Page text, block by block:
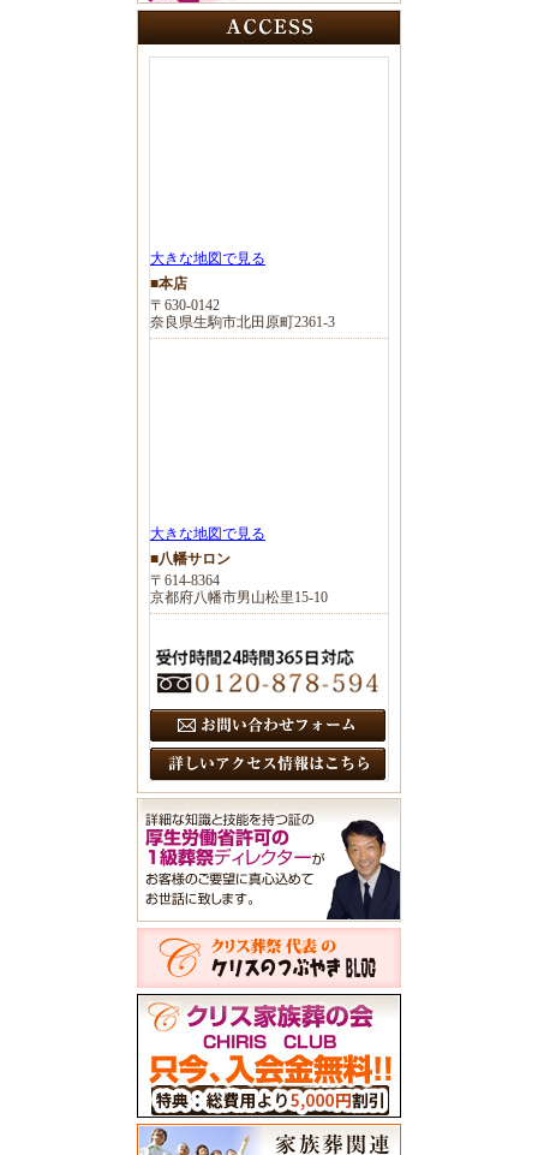
大きな地図で見る
■本店
〒630-0142
奈良県生駒市北田原町2361-3
大きな地図で見る
■八幡サロン
〒614-8364
京都府八幡市男山松里15-10